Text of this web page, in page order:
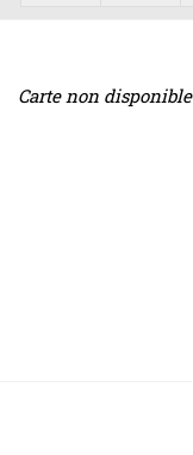
Carte non disponible